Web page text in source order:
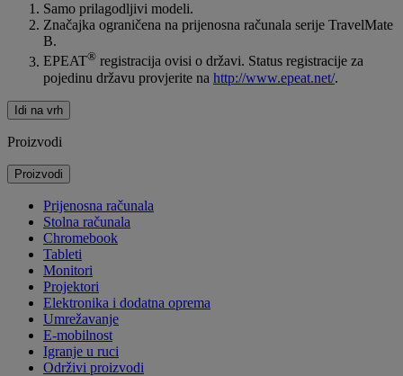
Samo prilagodljivi modeli.
Značajka ograničena na prijenosna računala serije TravelMate
B.
EPEAT® registracija ovisi o državi. Status registracije za
pojedinu državu provjerite na http://www.epeat.net/.
Idi na vrh
Proizvodi
Proizvodi
Prijenosna računala
Stolna računala
Chromebook
Tableti
Monitori
Projektori
Elektronika i dodatna oprema
Umrežavanje
E-mobilnost
Igranje u ruci
Održivi proizvodi